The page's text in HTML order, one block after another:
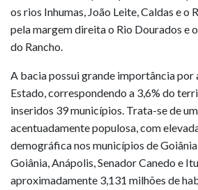
os rios Inhumas, João Leite, Caldas e o
pela margem direita o Rio Dourados e
do Rancho.
A bacia possui grande importância por
Estado, correspondendo a 3,6% do
inseridos 39 municípios. Trata-se de
acentuadamente populosa, com
demográfica nos municípios de
Goiânia, Anápolis, Senador Canedo e
aproximadamente 3,131 milhões de